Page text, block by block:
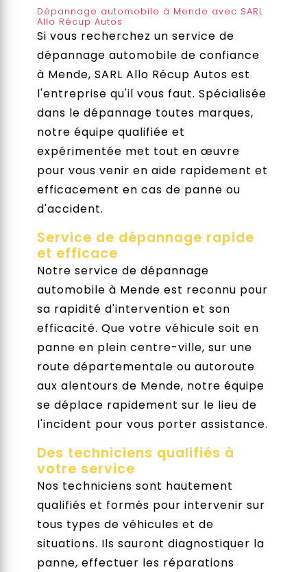
Dépannage automobile à Mende avec SARL
Allo Récup Autos
Si vous recherchez un service de
dépannage automobile de confiance
à Mende, SARL Allo Récup Autos est
l'entreprise qu'il vous faut. Spécialisée
dans le dépannage toutes marques,
notre équipe qualifiée et
expérimentée met tout en œuvre
pour vous venir en aide rapidement et
efficacement en cas de panne ou
d'accident.
Service de dépannage rapide
et efficace
Notre service de dépannage
automobile à Mende est reconnu pour
sa rapidité d'intervention et son
efficacité. Que votre véhicule soit en
panne en plein centre-ville, sur une
route départementale ou autoroute
aux alentours de Mende, notre équipe
se déplace rapidement sur le lieu de
l'incident pour vous porter assistance.
Des techniciens qualifiés à
votre service
Nos techniciens sont hautement
qualifiés et formés pour intervenir sur
tous types de véhicules et de
situations. Ils sauront diagnostiquer la
panne, effectuer les réparations